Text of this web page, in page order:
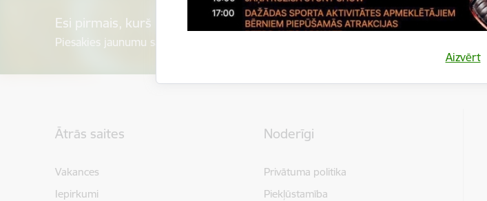
Aizvērt
Esi pirmais, kurš uzzina!
Piesakies jaunumu saņemšanai savā e-pastā.
Ātrās saites
Vakances
Iepirkumi
Noderīgi
Privātuma politika
Piekļūstamība